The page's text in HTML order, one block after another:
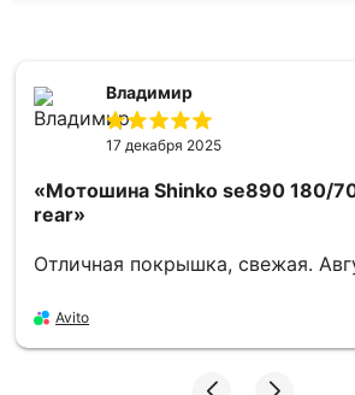
Владимир
17 декабря 2025
«Мотошина Shinko se890 180/
rear»
Отличная покрышка, свежая.
Avito